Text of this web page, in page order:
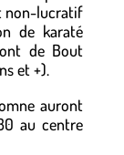
non-lucratif
de karaté
de Bout
et +).
auront
au centre